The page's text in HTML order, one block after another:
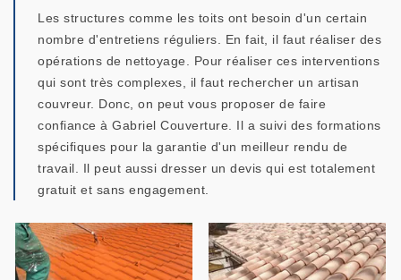
Les structures comme les toits ont besoin d'un certain
nombre d'entretiens réguliers. En fait, il faut réaliser des
opérations de nettoyage. Pour réaliser ces interventions
qui sont très complexes, il faut rechercher un artisan
couvreur. Donc, on peut vous proposer de faire
confiance à Gabriel Couverture. Il a suivi des formations
spécifiques pour la garantie d'un meilleur rendu de
travail. Il peut aussi dresser un devis qui est totalement
gratuit et sans engagement.